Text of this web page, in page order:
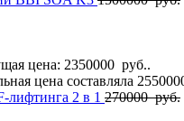
цена: 2350000 руб..
цена составляла
лифтинга 2 в 1 270000руб.